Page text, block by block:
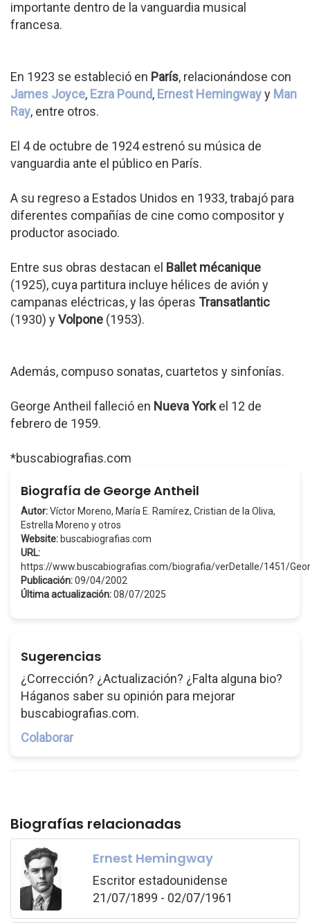
importante dentro de la vanguardia musical
francesa.
En 1923 se estableció en París, relacionándose con
James Joyce, Ezra Pound, Ernest Hemingwayy Man
Ray, entre otros.
El 4 de octubre de 1924 estrenó su música de
vanguardia ante el público en París.
A su regreso a Estados Unidos en 1933, trabajó para
diferentes compañías de cine como compositor y
productor asociado.
Entre sus obras destacan el Ballet mécanique
(1925), cuya partitura incluye hélices de avión y
campanas eléctricas, y las óperas Transatlantic
(1930) yVolpone (1953).
Además, compuso sonatas, cuartetos y sinfonías.
George Antheil falleció en Nueva Yorkel 12 de
febrero de 1959.
*buscabiografias.com
Biografía de George Antheil
Autor:Víctor Moreno, María E. Ramírez, Cristian de la Oliva,
Estrella Moreno y otros
Website: buscabiografias.com
URL:
https://www.buscabiografias.com/biografia/verDetalle/1451/
Publicación:09/04/2002
Última actualización:08/07/2025
Sugerencias
¿Corrección? ¿Actualización? ¿Falta alguna bio?
Háganos saber su opinión para mejorar
buscabiografias.com.
Colaborar
Biografías relacionadas
Ernest Hemingway
Escritor estadounidense
21/07/1899 - 02/07/1961